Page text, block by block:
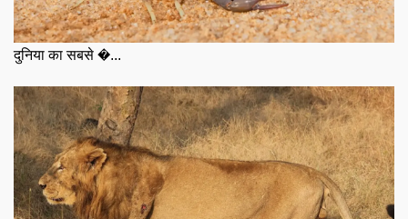
दुनिया का सबसे �...